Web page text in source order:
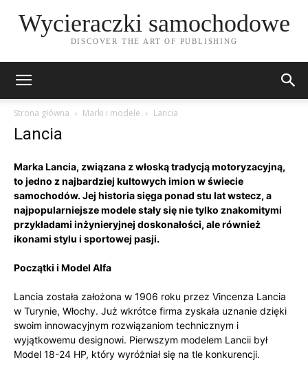
Wycieraczki samochodowe
DISCOVER THE ART OF PUBLISHING
Strona główna Marki i modele Lancia
Lancia
Marka Lancia, związana z włoską tradycją motoryzacyjną,
to jedno z najbardziej kultowych imion w świecie
samochodów. Jej historia sięga ponad stu lat wstecz, a
najpopularniejsze modele stały się nie tylko znakomitymi
przykładami inżynieryjnej doskonałości, ale również
ikonami stylu i sportowej pasji.
Początki i Model Alfa
Lancia została założona w 1906 roku przez Vincenza Lancia
w Turynie, Włochy. Już wkrótce firma zyskała uznanie dzięki
swoim innowacyjnym rozwiązaniom technicznym i
wyjątkowemu designowi. Pierwszym modelem Lancii był
Model 18-24 HP, który wyróżniał się na tle konkurencji.